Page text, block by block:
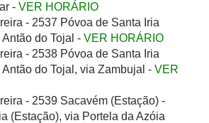
- VER HORÁRIO
- 2537 Póvoa de Santa Iria
do Tojal - VER HORÁRIO
- 2538 Póvoa de Santa Iria
do Tojal, via Zambujal - VER
- 2539 Sacavém (Estação) -
(Estação), via Portela da Azóia